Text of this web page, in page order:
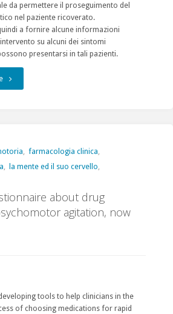
Bruno
Pacciardi"
da permettere il proseguimento del
nel paziente ricoverato.
a fornire alcune informazioni
su alcuni dei sintomi
presentarsi in tali pazienti.
"Trattamento
acuti
pazienti
farmacologia clinica
la mente ed il suo cervello
about drug
agitation, now
tools to help clinicians in the
of choosing medications for rapid